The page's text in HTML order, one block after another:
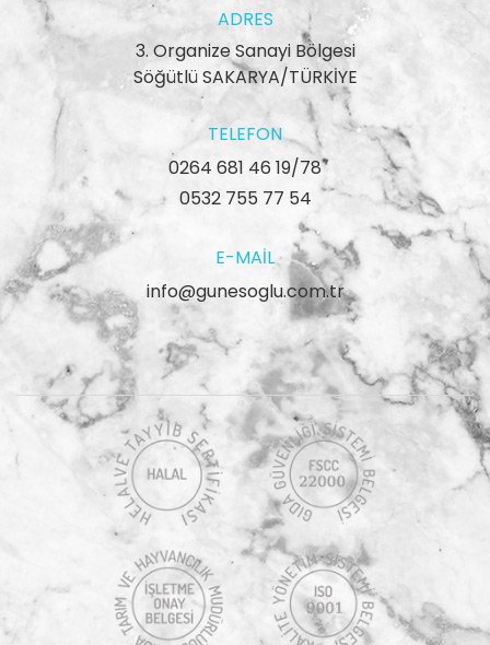
ADRES
3. Organize Sanayi Bölgesi
Söğütlü SAKARYA/TÜRKİYE
TELEFON
0264 681 46 19/78
0532 755 77 54
E-MAIL
info@gunesoglu.com.tr